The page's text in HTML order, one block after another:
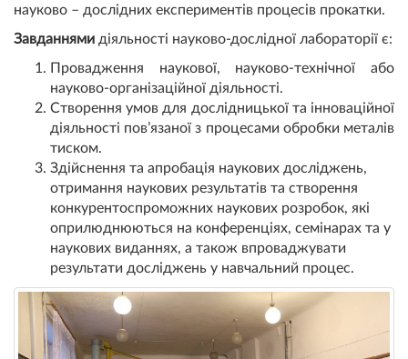
науково – дослідних експериментів процесів прокатки.
Завданнями діяльності науково-дослідної лабораторії є:
Провадження наукової, науково-технічної або
науково-організаційної діяльності.
Створення умов для дослідницької та інноваційної
діяльності пов’язаної з процесами обробки металів
тиском.
Здійснення та апробація наукових досліджень,
отримання наукових результатів та створення
конкурентоспроможних наукових розробок, які
оприлюднюються на конференціях, семінарах та у
наукових виданнях, а також впроваджувати
результати досліджень у навчальний процес.